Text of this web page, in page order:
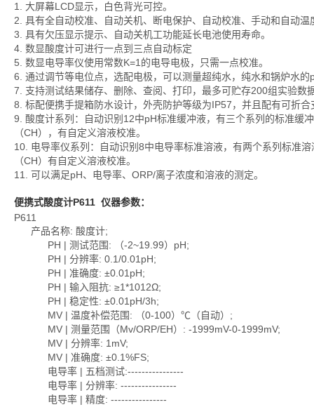
1. 大屏幕LCD显示，白色背光可控。
2. 具有全自动校准、自动关机、断电保护、自动校准、手动和自动
3. 具有欠压显示提示、自动关机工功能延长电池使用寿命。
4. 数显酸度计可进行一点到三点自动标定
5. 数显电导率仪使用常数K=1的电导电极，只需一点校准。
6. 通过调节等电位点，选配电极，可以测量超纯水，纯水和锅炉水的
7. 支持测试结果储存、删除、查阅、打印，最多可贮存200组实验数
8. 标配便携手提箱防水设计，外壳防护等级为IP57，并且配有可折合
9. 酸度计系列：自动识别12中pH标准缓冲液，有三个系列的标准缓
（CH），有自定义溶液校准。
10. 电导率仪系列：自动识别8中电导率标准溶液，有两个系列标准
（CH）有自定义溶液校准。
11. 可以满足pH、电导率、ORP/离子浓度和溶液的测定。
便携式酸度计P611 仪器参数：
P611
产品名称: 酸度计;
PH | 测试范围: （-2~19.99）pH;
PH | 分辨率: 0.1/0.01pH;
PH | 准确度: ±0.01pH;
PH | 输入阻抗: ≥1*1012Ω;
PH | 稳定性: ±0.01pH/3h;
MV | 温度补偿范围: （0-100）℃（自动）;
MV | 测量范围（Mv/ORP/EH）: -1999mV-0-1999mV;
MV | 分辨率: 1mV;
MV | 准确度: ±0.1%FS;
电导率 | 五档测试:----------------
电导率 | 分辨率: ----------------
电导率 | 精度: ----------------